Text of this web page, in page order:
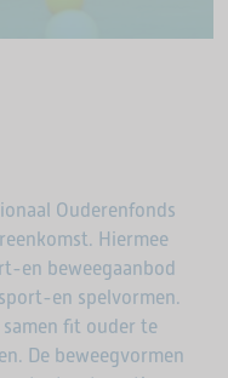
Ouderenfonds
Hiermee
en beweegaanbod
en spelvormen.
fit ouder te
De beweegvormen